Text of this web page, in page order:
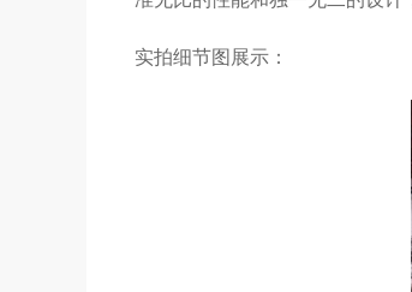
实拍细节图展示：